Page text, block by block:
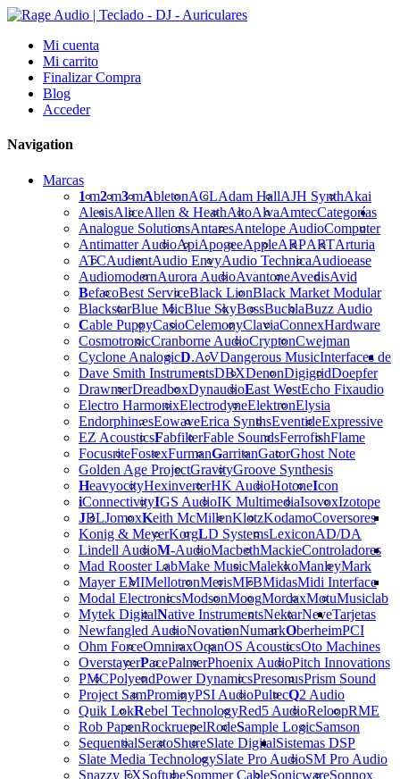
Mi cuenta
Mi carrito
Finalizar Compra
Blog
Acceder
Navigation
Marcas
1m2m3mAbletonACLAdam HallAJH SynthAkai
AlesisAliceAllen & HeathAltoAlvaAmtec
Analogue SolutionsAntaresAntelope Audio
Antimatter AudioApiApogeeAppleARPARTArturia
ATCAudientAudio EnvyAudio TechnicaAudioease
AudiomodernAurora AudioAvantoneAvedisAvid
BefacoBest ServiceBlack LionBlack Market Modular
BlackstarBlue MicBlue SkyBossBuchlaBuzz Audio
Cable PuppyCasioCelemonyClaviaConnex
CosmotronicCranborne AudioCryptonCwejman
Cyclone AnalogicD.A.VDangerous Music
Dave Smith InstrumentsDBXDenonDigigridDoepfer
DrawmerDreadboxDynaudioEast WestEcho Fix
Electro HarmonixElectrodyneElektronElysia
Endorphin.esEowaveErica SynthsEventideExpressive
EZ AcousticsFabfilterFable SoundsFerrofishFlame
FocusriteFostexFurmanGarritanGatorGhost Note
Golden Age ProjectGravityGroove Synthesis
HeavyocityHexinverterHK AudioHotoneIcon
iConnectivityIGS AudioIK MultimediaIsovoxIzotope
JBLJomoxKeith McMillenKlotzKodamo
Konig & MeyerKorgLD SystemsLexicon
Lindell AudioM-AudioMacbethMackie
Mad Rooster LabMake MusicMalekkoManleyMark
Mayer EMIMellotronMerisMFBMidas
Modal ElectronicsModsonMoogMordaxMotuMusiclab
Mytek DigitalNative InstrumentsNektarNeve
Newfangled AudioNovationNumarkOberheim
Ohm ForceOmniraxOqanOS AcousticsOto Machines
OverstayerPacePalmerPhoenix AudioPitch Innovations
PMCPolyendPower DynamicsPresonusPrism Sound
Project SamProminyPSI AudioPultecQ2 Audio
Quik LokRebel TechnologyRed5 AudioReloopRME
Rob PapenRockruepelRodeSample LogicSamson
SequentialSeratoShureSlate Digital
Slate Media TechnologySlate Pro AudioSM Pro Audio
Snazzy FXSoftubeSommer CableSonicwareSonnox
Categorías
Computer
Hardware
Interfaces de
audio
Coversores
AD/DA
Controladores
Midi Interface
Tarjetas
PCI
Sistemas DSP